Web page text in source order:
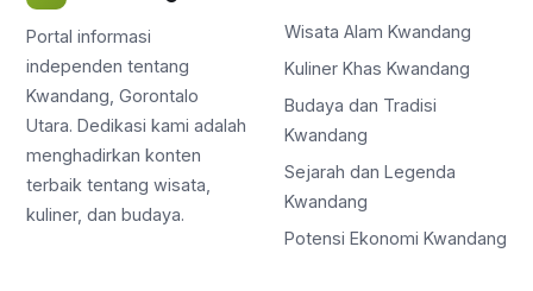
Portal informasi
independen tentang
Kwandang, Gorontalo
Utara. Dedikasi kami adalah
menghadirkan konten
terbaik tentang wisata,
kuliner, dan budaya.
Wisata Alam Kwandang
Kuliner Khas Kwandang
Budaya dan Tradisi
Kwandang
Sejarah dan Legenda
Kwandang
Potensi Ekonomi Kwandang